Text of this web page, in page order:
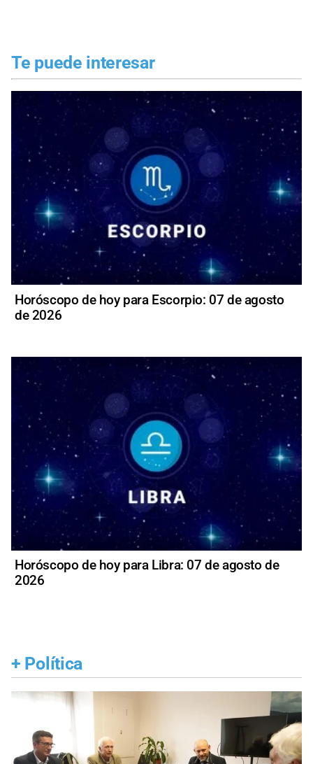
Te puede interesar
Horóscopo de hoy para Escorpio: 07 de agosto
de 2026
Horóscopo de hoy para Libra: 07 de agosto de
2026
+ Política